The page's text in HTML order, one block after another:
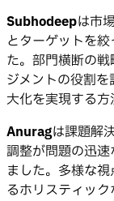
Subhodeepは市
とターゲットを
た。部門横断の
ジメントの役割
大化を実現する方
Anuragは課題解
調整が問題の迅
ました。多様な
るホリスティック